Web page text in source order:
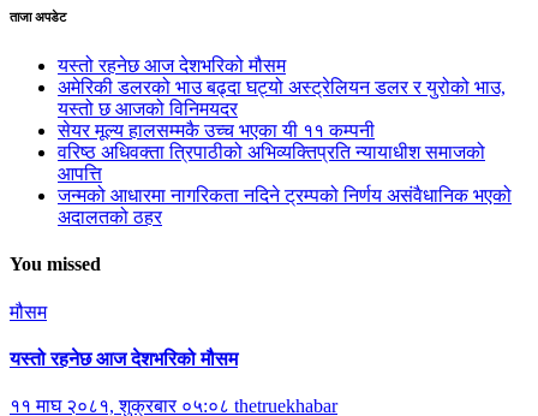
ताजा अपडेट
यस्तो रहनेछ आज देशभरिको मौसम
अमेरिकी डलरको भाउ बढ्दा घट्यो अस्ट्रेलियन डलर र युरोको भाउ,
यस्तो छ आजको विनिमयदर
सेयर मूल्य हालसम्मकै उच्च भएका यी ११ कम्पनी
वरिष्ठ अधिवक्ता त्रिपाठीको अभिव्यक्तिप्रति न्यायाधीश समाजको
आपत्ति
जन्मको आधारमा नागरिकता नदिने ट्रम्पको निर्णय असंवैधानिक भएको
अदालतको ठहर
You missed
मौसम
यस्तो रहनेछ आज देशभरिको मौसम
११ माघ २०८१, शुक्रबार ०५:०८ thetruekhabar